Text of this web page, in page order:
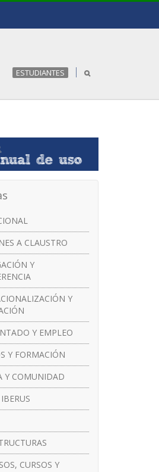
ESTUDIANTES
A CLAUSTRO
Y
Y
Y EMPLEO
Y FORMACIÓN
Y COMUNIDAD
CURSOS Y